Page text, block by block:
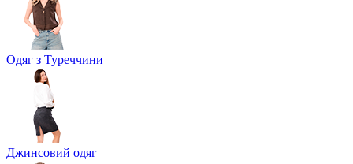
Одяг з Туреччини
Джинсовий одяг